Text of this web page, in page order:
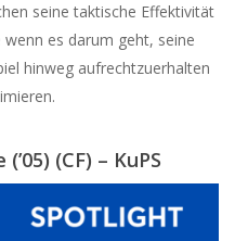
seine taktische Effektivität
es darum geht, seine
hinweg aufrechtzuerhalten
(CF) – KuPS